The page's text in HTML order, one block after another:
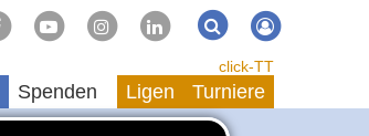
Suche Suchen
Spenden
click-TT
Ligen Turniere